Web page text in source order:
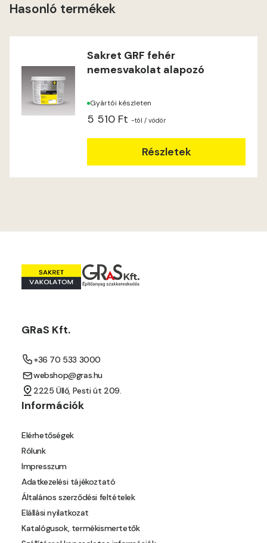
Lilac A
Magnolia A
Magnolia B
Mandarin C
Mango C
Pheasant-brown B
Hasonló termékek
Sakret GRF fehér
nemesvakolat alapozó
Gyártói készleten
5 510 Ft -tól / vödör
Részletek
GRaS Kft.
+36 70 533 3000
webshop@gras.hu
2225 Üllő, Pesti út 209.
Információk
Elérhetőségek
Rólunk
Impresszum
Adatkezelési tájékoztató
Általános szerződési feltételek
Elállási nyilatkozat
Katalógusok, termékismertetők